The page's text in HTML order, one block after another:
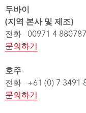
두바이
(지역 본사 및 제조)
전화 00971 4
문의하기
호주
전화 +61 (0) 7 3491
문의하기